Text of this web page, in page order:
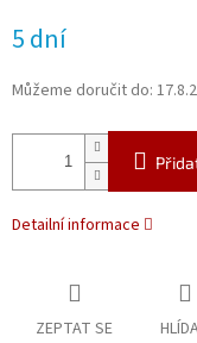
cena:
5 dní
Můžeme doručit do:
Detailní informace
ZEPTAT SE